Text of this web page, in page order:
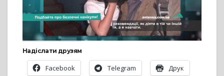
Надіслати друзям
Facebook Telegram Друк